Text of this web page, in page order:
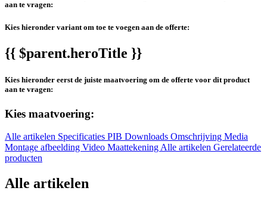
aan te vragen:
Kies hieronder variant om toe te voegen aan de offerte:
{{ $parent.heroTitle }}
Kies hieronder eerst de juiste maatvoering om de offerte voor dit product
aan te vragen:
Kies maatvoering:
Alle artikelen Specificaties PIB Downloads Omschrijving Media
Montage afbeelding Video MaattekeningAlle artikelen Gerelateerde
producten
Alle artikelen